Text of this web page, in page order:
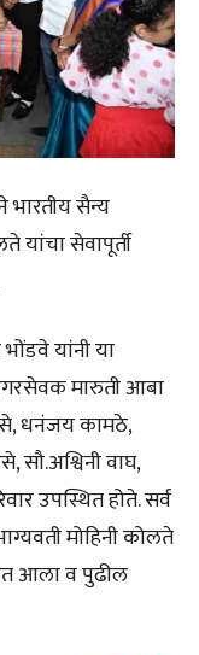
भारतीय सैन्य
यांचा सेवापूर्ती
यांनी या
मारुती आबा
धनंजय कामठे,
वाघ,
उपस्थित होते. सर्व
मोहिनी कोलते
आला व पुढील